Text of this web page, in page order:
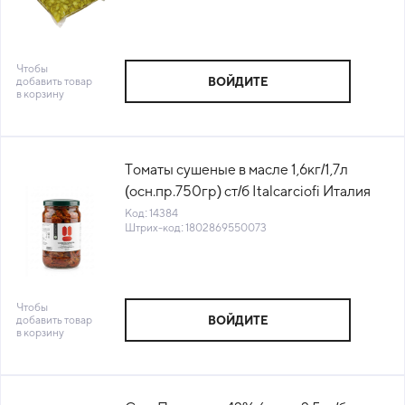
Чтобы
добавить товар
в корзину
ВОЙДИТЕ
Томаты сушеные в масле 1,6кг/1,7л
(осн.пр.750гр) ст/б Italcarciofi Италия
(КОД 14384) (+18°С)
Код: 14384
Штрих-код: 1802869550073
Чтобы
добавить товар
в корзину
ВОЙДИТЕ